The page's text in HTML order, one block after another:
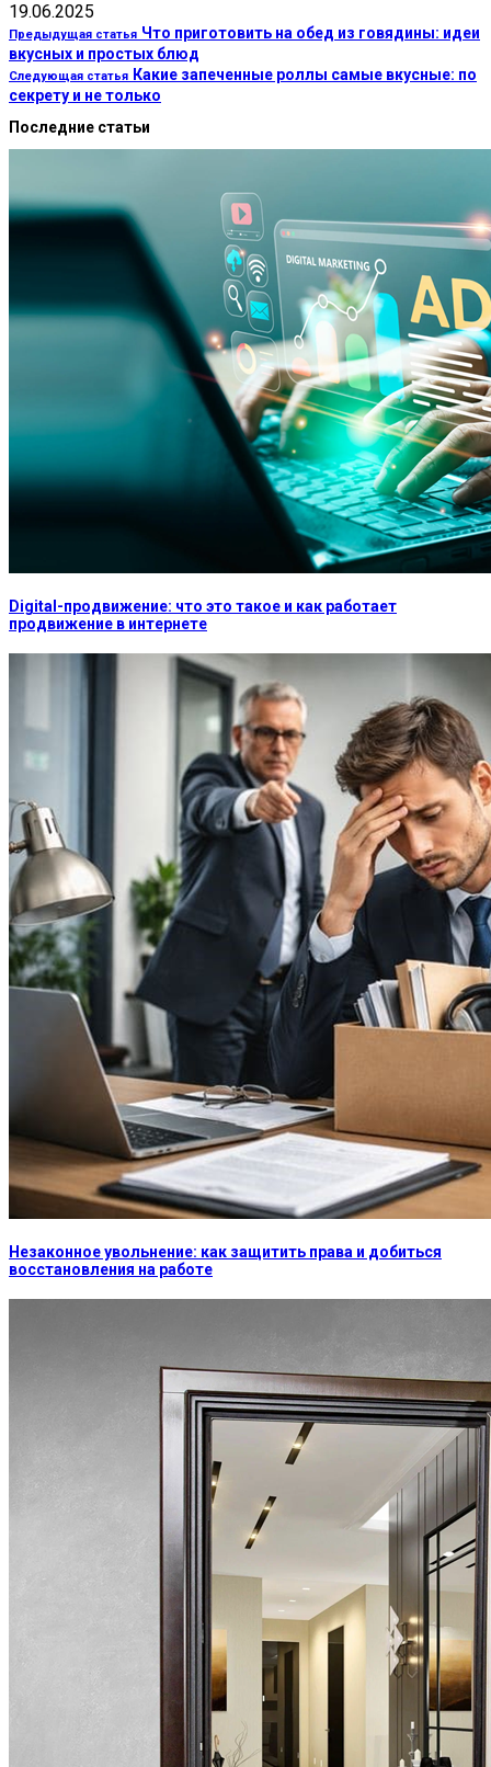
19.06.2025
Предыдущая статья Что приготовить на обед из говядины: идеи
вкусных и простых блюд
Следующая статья Какие запеченные роллы самые вкусные: по
секрету и не только
Последние статьи
Digital-продвижение: что это такое и как работает
продвижение в интернете
Незаконное увольнение: как защитить права и добиться
восстановления на работе